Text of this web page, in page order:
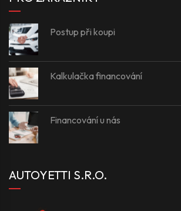
Postup při koupi
Kalkulačka financování
Financování u nás
AUTOYETTI S.R.O.